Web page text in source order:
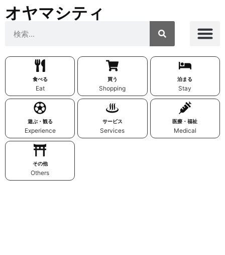
オヤマシティ
食べる
Eat
買う
Shopping
泊まる
Stay
遊ぶ・観る
Experience
サービス
Services
医療・福祉
Medical
その他
Others